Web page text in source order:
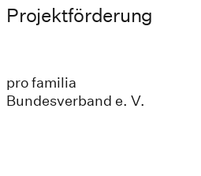
Projektförderung
pro familia
Bundesverband e. V.